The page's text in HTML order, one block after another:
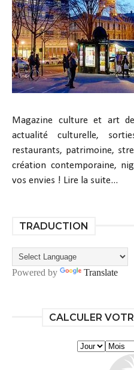
Magazine culture et art
actualité culturelle,
restaurants, patrimoine,
création contemporaine,
vos envies ! Lire la suite...
TRADUCTION
Powered by Translate
CALCULER